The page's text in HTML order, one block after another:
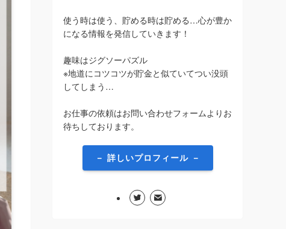
使う時は使う、貯める時は貯める…心が豊か
になる情報を発信していきます！
趣味はジグソーパズル
※地道にコツコツが貯金と似ていてつい没頭
してしまう…
お仕事の依頼はお問い合わせフォームよりお
待ちしております。
－ 詳しいプロフィール －